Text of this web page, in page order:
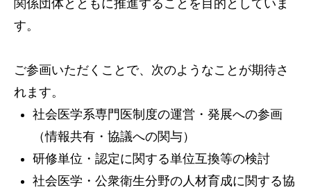
関係団体とともに推進することを目的としていま
す。
ご参画いただくことで、次のようなことが期待さ
れます。
社会医学系専門医制度の運営・発展への参画
（情報共有・協議への関与）
研修単位・認定に関する単位互換等の検討
社会医学・公衆衛生分野の人材育成に関する協